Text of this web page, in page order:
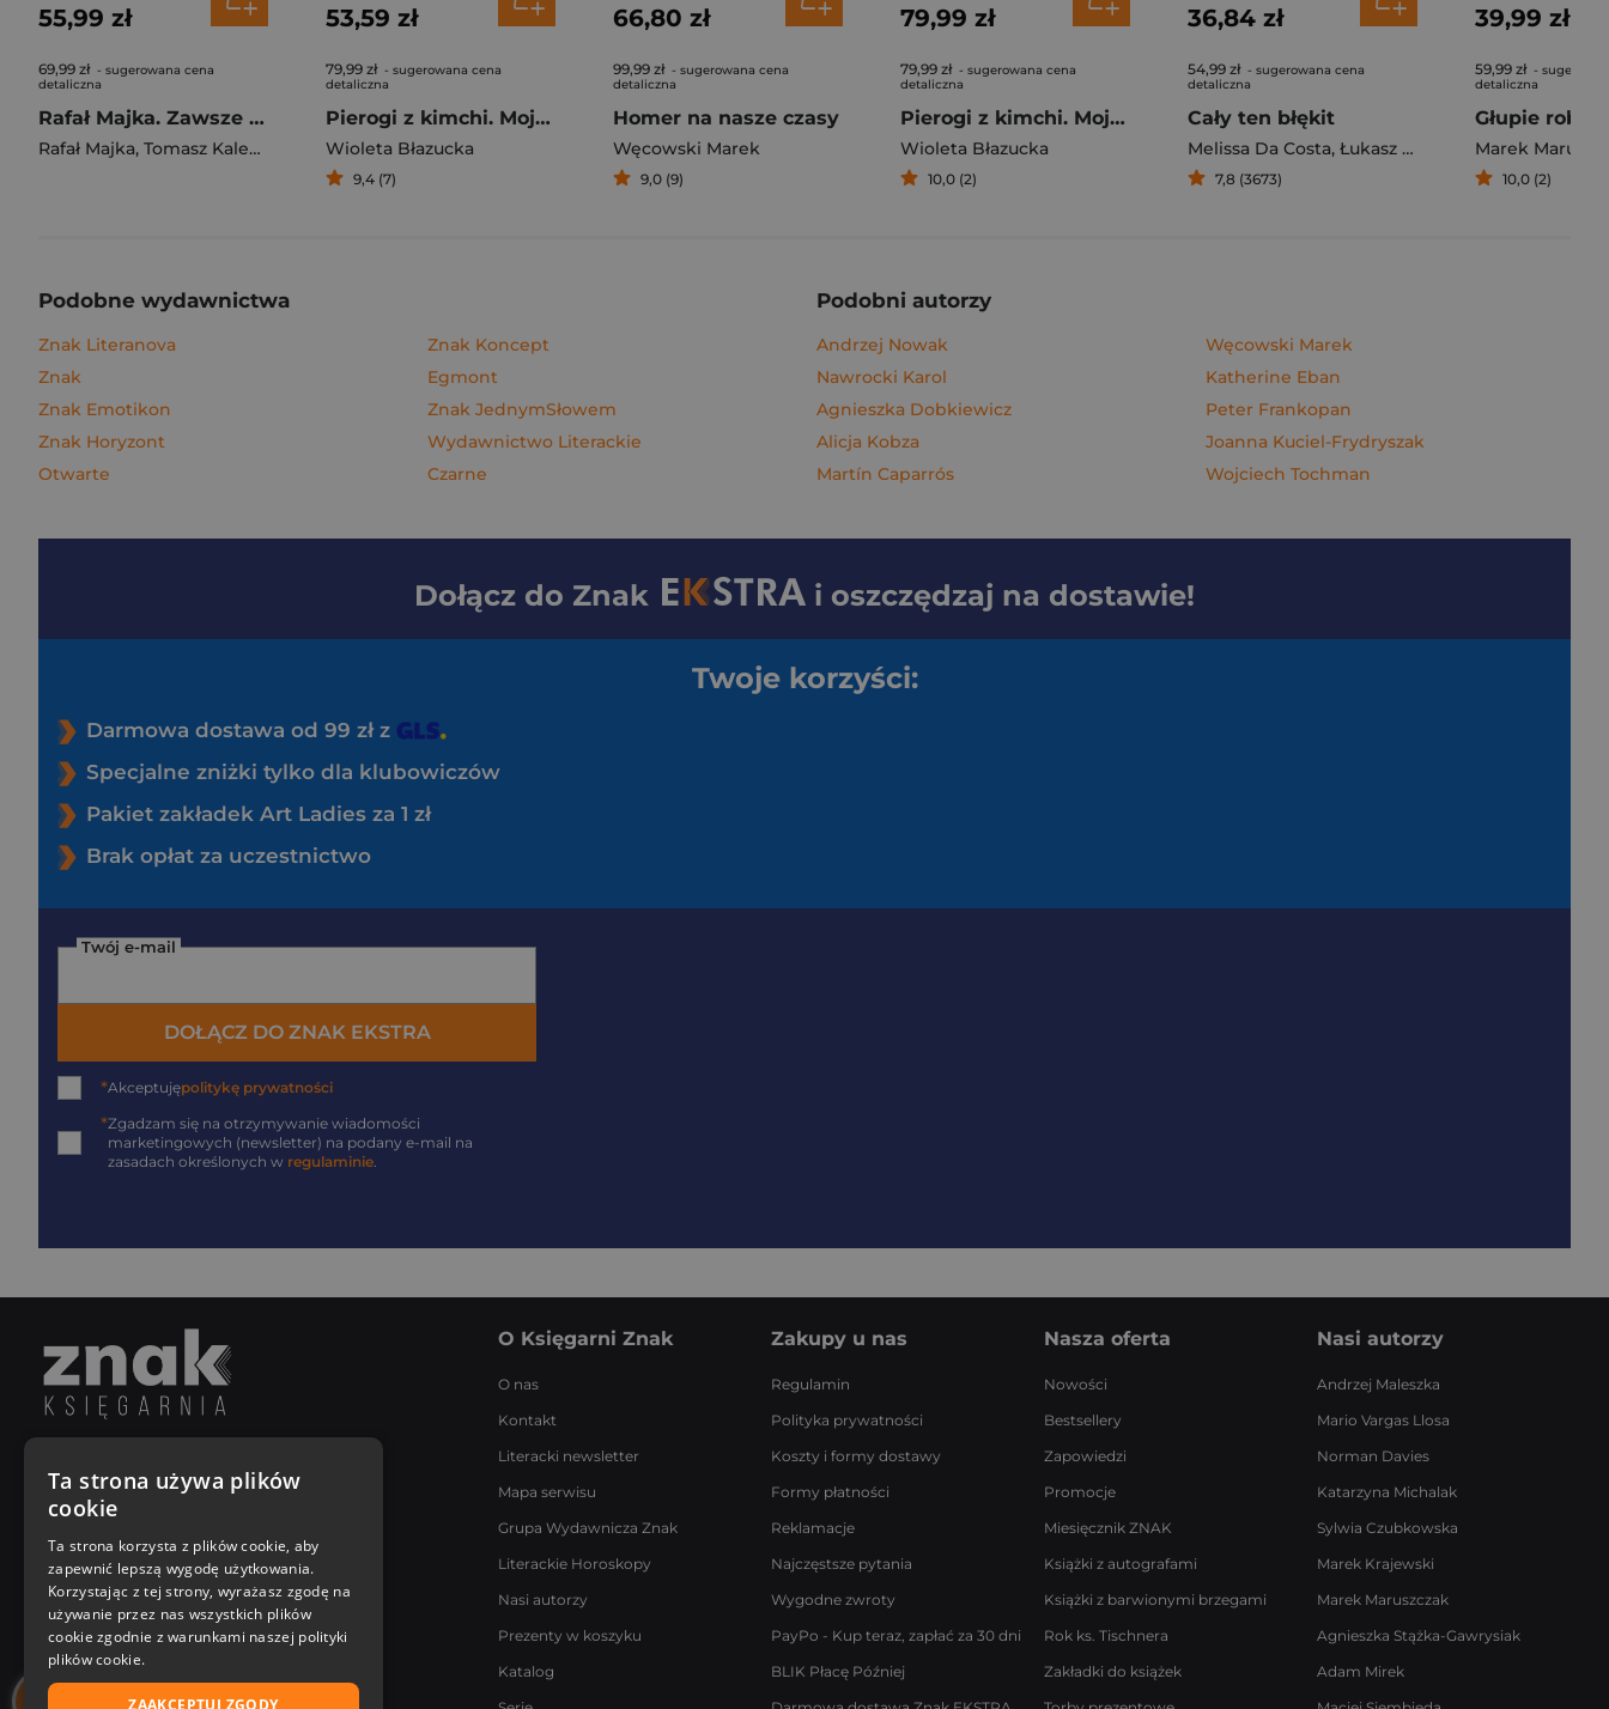
55,99 zł
69,99 zł - sugerowana cena
detaliczna
Rafał Majka. Zawsze z przodu. Rozmawia Tomasz Kalemba - książka z autografem
Rafał Majka, Tomasz Kalemba
53,59 zł
79,99 zł - sugerowana cena
detaliczna
Pierogi z kimchi. Moje ulubione azjatyckie przepisy
Wioleta Błazucka
9,4 (7)
66,80 zł
99,99 zł - sugerowana cena
detaliczna
Homer na nasze czasy
Węcowski Marek
9,0 (9)
79,99 zł
79,99 zł - sugerowana cena
detaliczna
Pierogi z kimchi. Moje ulubione azjatyckie przepisy - książka z autografem
Wioleta Błazucka
10,0 (2)
36,84 zł
54,99 zł - sugerowana cena
detaliczna
Cały ten błękit
Melissa Da Costa, Łukasz Müller
7,8 (3673)
39,99 zł
59,99 zł -
detaliczna
Marek
10,0 (2)
Podobne wydawnictwa
Znak Literanova
Znak
Znak Emotikon
Znak Horyzont
Otwarte
Znak Koncept
Egmont
Znak JednymSłowem
Wydawnictwo Literackie
Czarne
Podobni autorzy
Andrzej Nowak
Nawrocki Karol
Agnieszka Dobkiewicz
Alicja Kobza
Martín Caparrós
Węcowski Marek
Katherine Eban
Peter Frankopan
Joanna Kuciel-Frydryszak
Wojciech Tochman
Dołącz do Znak i oszczędzaj na dostawie!
Twoje korzyści:
Darmowa dostawa od 99 zł z
Specjalne zniżki tylko dla klubowiczów
Pakiet zakładek Art Ladies za 1 zł
Brak opłat za uczestnictwo
Twój e-mail
DOŁĄCZ DO ZNAK EKSTRA
*Akceptujępolitykę prywatności
*Zgadzam się na otrzymywanie wiadomości
marketingowych (newsletter) na podany e-mail na
zasadach określonych w regulaminie.
Poniedziałek - Piątek
8:00 - 18:00
[email protected]
Bądź z nami na bieżąco
O Księgarni Znak
O nas
Kontakt
Literacki newsletter
Mapa serwisu
Grupa Wydawnicza Znak
Literackie Horoskopy
Nasi autorzy
Prezenty w koszyku
Katalog
Zakupy u nas
Regulamin
Polityka prywatności
Koszty i formy dostawy
Formy płatności
Reklamacje
Najczęstsze pytania
Wygodne zwroty
PayPo - Kup teraz, zapłać za 30 dni
BLIK Płacę Później
Nasza oferta
Nowości
Bestsellery
Zapowiedzi
Promocje
Miesięcznik ZNAK
Książki z autografami
Książki z barwionymi brzegami
Rok ks. Tischnera
Zakładki do książek
Nasi autorzy
Andrzej Maleszka
Mario Vargas Llosa
Norman Davies
Katarzyna Michalak
Sylwia Czubkowska
Marek Krajewski
Marek Maruszczak
Agnieszka Stążka-Gawrysiak
Adam Mirek
Ta strona używa plików
cookie
Ta strona korzysta z plików cookie, aby
zapewnić lepszą wygodę użytkowania.
Korzystając z tej strony, wyrażasz zgodę na
używanie przez nas wszystkich plików
cookie zgodnie z warunkami naszej polityki
plików cookie.
ZAAKCEPTUJ ZGODY